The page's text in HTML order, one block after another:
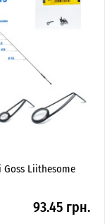
Goss Liithesome
93.45 грн.